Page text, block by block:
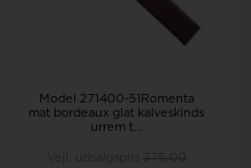
Model 271400-51Romenta
mat bordeaux glat kalveskinds
urrem t...